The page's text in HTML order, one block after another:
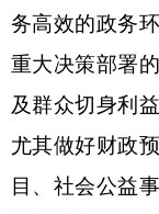
务高效的政务
重大决策部署
及群众切身利
尤其做好财政
目、社会公益